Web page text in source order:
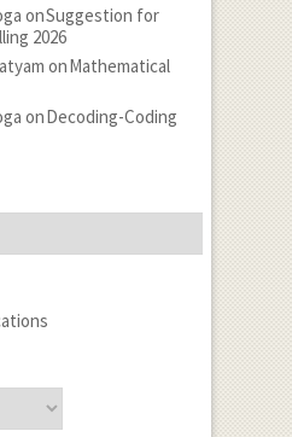
onSuggestion for
2026
onMathematical
onDecoding-Coding